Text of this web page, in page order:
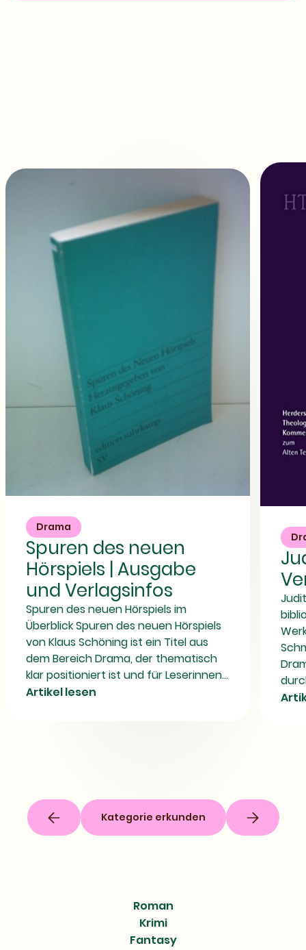
Hörspiels
Ausgabe
Verlagsinfos
Drama
Spuren des neuen
Hörspiels | Ausgabe
und Verlagsinfos
Spuren des neuen Hörspiels im
Überblick Spuren des neuen Hörspiels
von Klaus Schöning ist ein Titel aus
dem Bereich Drama, der thematisch
klar positioniert ist und für Leserinnen...
Artikel lesen
Ausgabe
Verlagsinfos
Kategorie erkunden
Roman
Krimi
Fantasy